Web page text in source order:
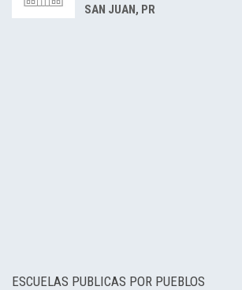
SAN JUAN, PR
ESCUELAS PUBLICAS POR PUEBLOS